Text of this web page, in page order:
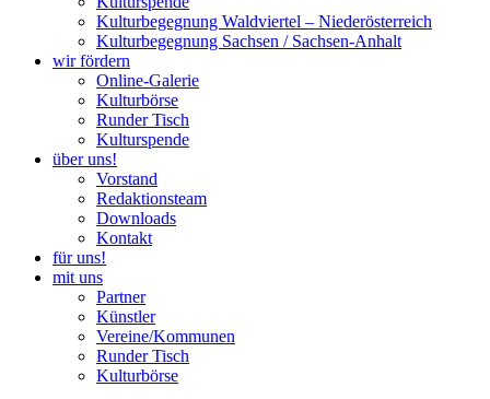
Kulturbegegnung Waldviertel – Niederösterreich
Kulturbegegnung Sachsen / Sachsen-Anhalt
wir fördern
Online-Galerie
Kulturbörse
Runder Tisch
Kulturspende
über uns!
Vorstand
Redaktionsteam
Downloads
Kontakt
für uns!
mit uns
Partner
Künstler
Vereine/Kommunen
Runder Tisch
Kulturbörse